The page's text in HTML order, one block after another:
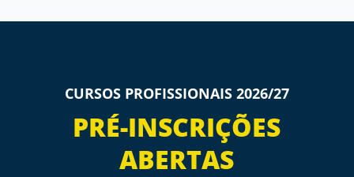
CURSOS PROFISSIONAIS 2026/27
PRÉ-INSCRIÇÕES
ABERTAS